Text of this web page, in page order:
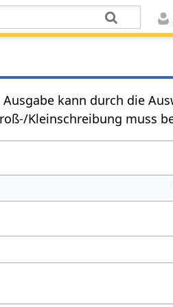
kann durch die
Kleinschreibung muss